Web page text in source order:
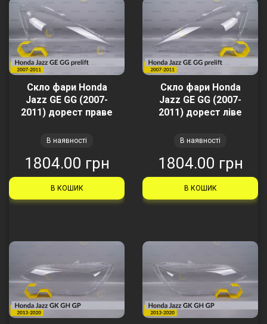
Скло фари Honda
Jazz GE GG (2007-
2011) дорест праве
В наявності
1804.00 грн
В КОШИК
Скло фари Honda
Jazz GE GG (2007-
2011) дорест ліве
В наявності
1804.00 грн
В КОШИК